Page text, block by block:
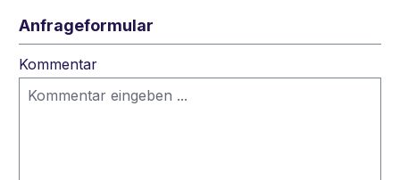
Anfrageformular
Kommentar